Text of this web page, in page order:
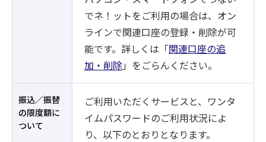
でネ！ットをご利用の場合は、オン
ラインで関連口座の登録・削除が可
能です。詳しくは「関連口座の追
加・削除」をごらんください。
振込／振替
の限度額に
ついて
ご利用いただくサービスと、ワンタ
イムパスワードのご利用状況によ
り、以下のとおりとなります。